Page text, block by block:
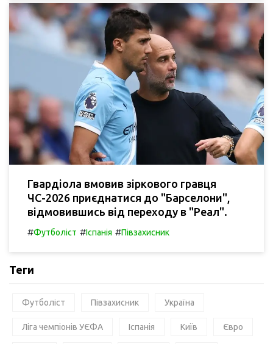
Гвардіола вмовив зіркового гравця
ЧС-2026 приєднатися до "Барселони",
відмовившись від переходу в "Реал".
#Футболіст #Іспанія #Півзахисник
Теги
Футболіст Півзахисник Україна
Ліга чемпіонів УЄФА Іспанія Київ Євро